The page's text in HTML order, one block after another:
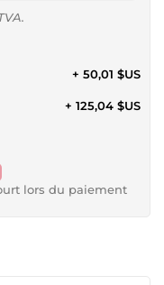
+ 50,01 $US
+ 125,04 $US
lors du paiement